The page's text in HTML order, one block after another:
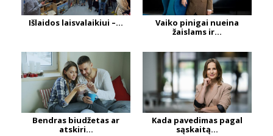
Išlaidos laisvalaikiui –...
Vaiko pinigai nueina
žaislams ir...
Bendras biudžetas ar
atskiri...
Kada pavedimas pagal
sąskaitą...